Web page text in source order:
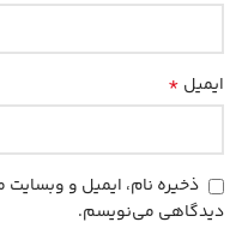
ایمیل *
ذخیره نام، ایمیل و وبسایت
دیدگاهی می‌نویسم.